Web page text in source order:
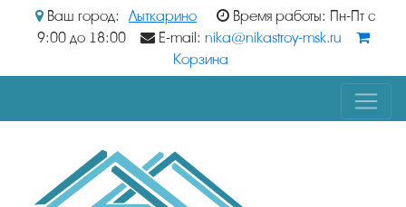
Ваш город: Лыткарино
Время работы: Пн-Пт с
9:00 до 18:00
E-mail: nika@nikastroy-msk.ru
Корзина